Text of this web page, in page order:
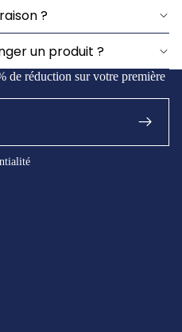
?
un produit ?
de réduction sur votre première